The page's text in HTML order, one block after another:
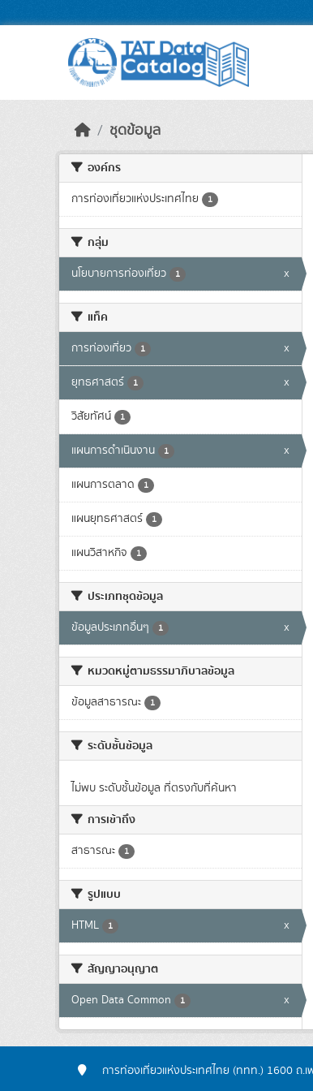
ชุดข้อมูล
องค์กร
การท่องเที่ยวแห่งประเทศไทย 1
กลุ่ม
นโยบายการท่องเที่ยว 1 x
แท็ค
การท่องเที่ยว 1 x
ยุทธศาสตร์ 1 x
วิสัยทัศน์ 1
แผนการดำเนินงาน 1 x
แผนการตลาด 1
แผนยุทธศาสตร์ 1
แผนวิสาหกิจ 1
ประเภทชุดข้อมูล
ข้อมูลประเภทอื่นๆ 1 x
หมวดหมู่ตามธรรมาภิบาลข้อมูล
ข้อมูลสาธารณะ 1
ระดับชั้นข้อมูล
ไม่พบ ระดับชั้นข้อมูล ที่ตรงกับที่ค้นหา
การเข้าถึง
สาธารณะ 1
รูปแบบ
HTML 1 x
สัญญาอนุญาต
Open Data Common 1 x
การท่องเที่ยวแห่งประเทศไทย (ททท.) 1600 ถ.